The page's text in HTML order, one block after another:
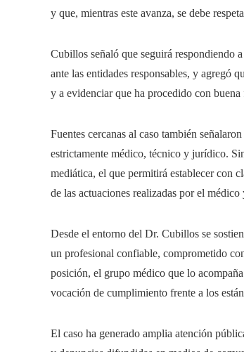
y que, mientras este avanza, se debe
Cubillos señaló que seguirá respondiendo
ante las entidades responsables, y agregó
y a evidenciar que ha procedido con buena
Fuentes cercanas al caso también
estrictamente médico, técnico y jurídico.
mediática, el que permitirá establecer con
de las actuaciones realizadas por el médico
Desde el entorno del Dr. Cubillos se
un profesional confiable, comprometido
posición, el grupo médico que lo
vocación de cumplimiento frente a los
El caso ha generado amplia atención